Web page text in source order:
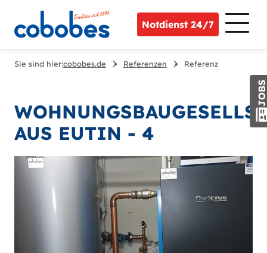
Notdienst 24/7
Sie sind hier:cobobes.de Referenzen Referenz
JOBS
AUS EUTIN - 4